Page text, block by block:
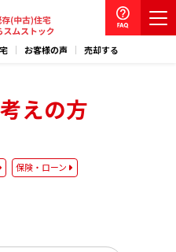
お客様の声 売却する
えの方
保険・ローン